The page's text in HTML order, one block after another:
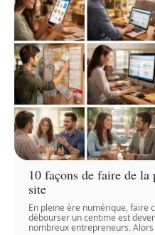
10 façons de faire de
site
En pleine ère numérique, faire
débourser un centime est
nombreux entrepreneurs.